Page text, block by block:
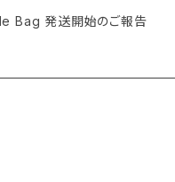
Bag 発送開始のご報告